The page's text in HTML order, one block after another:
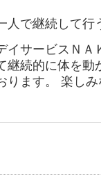
で継続して行
サービスＮＡ
継続的に体を
ります。 楽し